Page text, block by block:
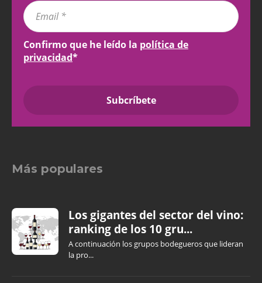
Confirmo que he leído la política de
privacidad*
Más populares
Los gigantes del sector del vino:
ranking de los 10 gru...
A continuación los grupos bodegueros que lideran
la pro...